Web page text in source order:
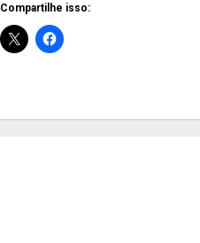
Compartilhe isso: